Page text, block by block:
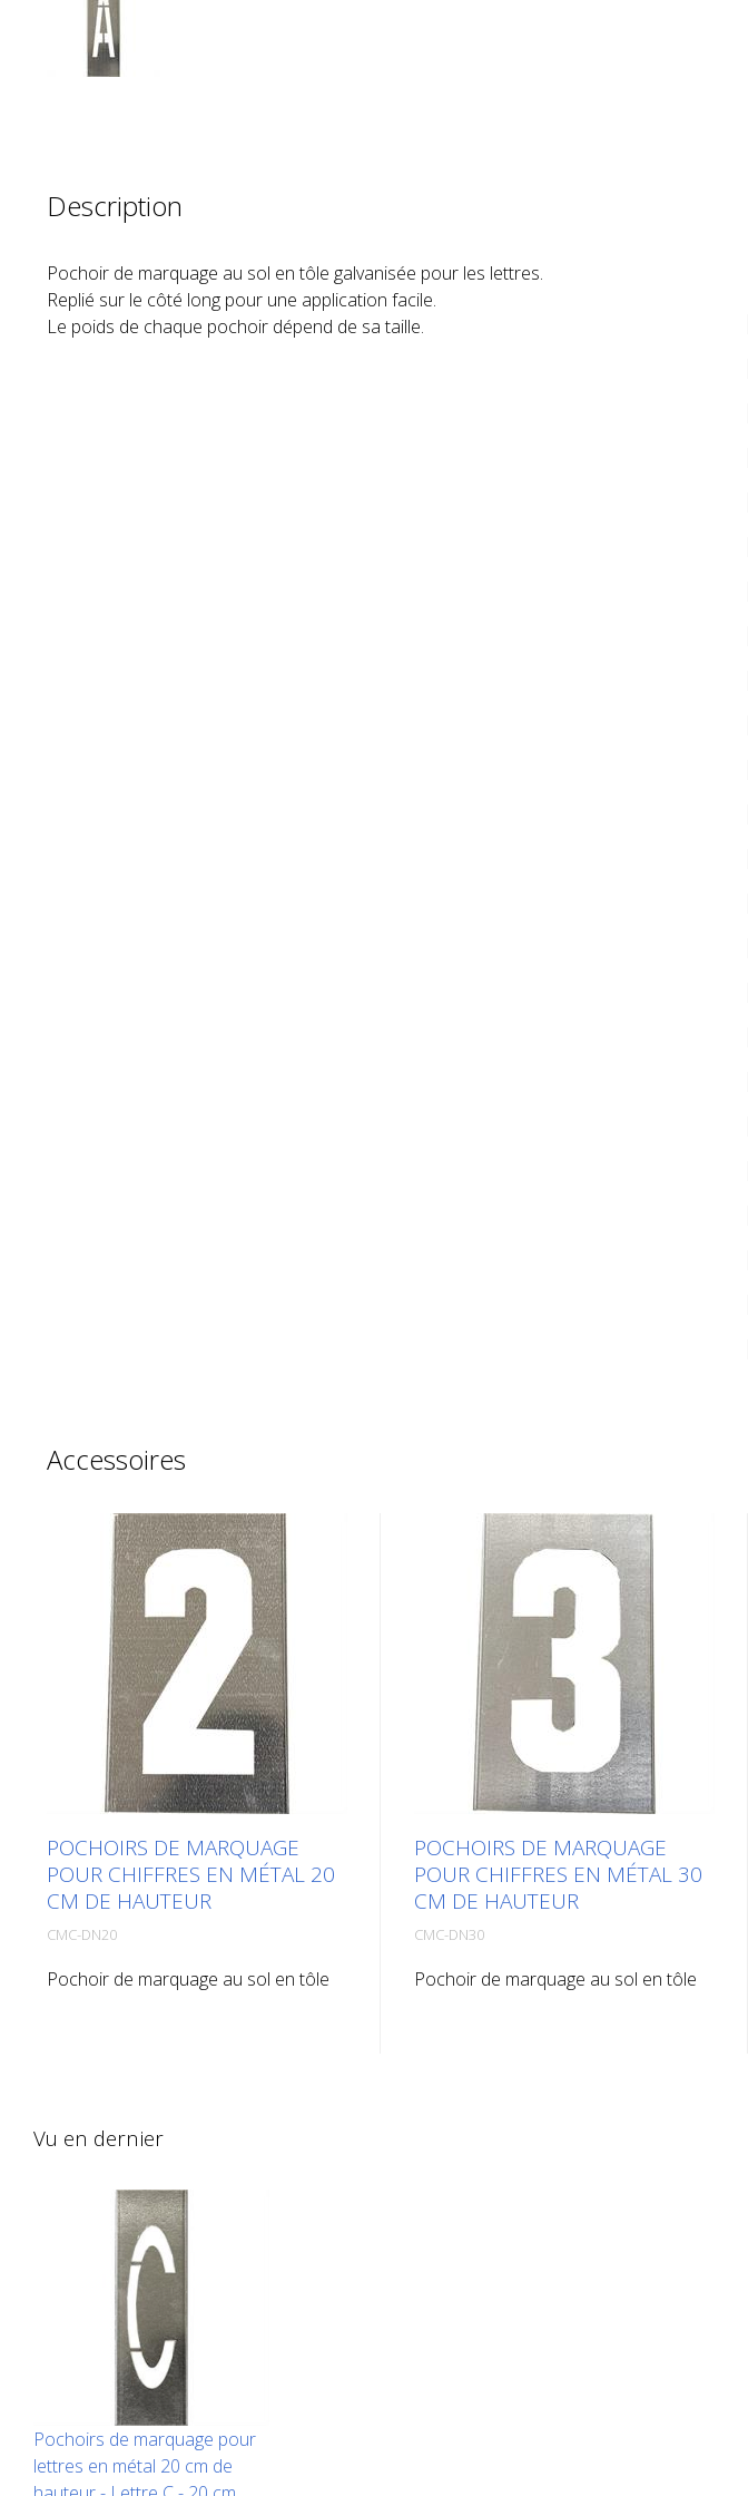
Description
Pochoir de marquage au sol en tôle galvanisée pour les lettres.
Replié sur le côté long pour une application facile.
Le poids de chaque pochoir dépend de sa taille.
Accessoires
POCHOIRS DE MARQUAGE
POUR CHIFFRES EN MÉTAL 20
CM DE HAUTEUR
CMC-DN20
Pochoir de marquage au sol en tôle
POCHOIRS DE MARQUAGE
POUR CHIFFRES EN MÉTAL 30
CM DE HAUTEUR
CMC-DN30
Pochoir de marquage au sol en tôle
Vu en dernier
Pochoirs de marquage pour
lettres en métal 20 cm de